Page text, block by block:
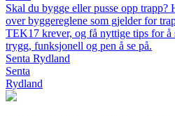
Skal du bygge eller pusse opp trapp?
over byggereglene som gjelder for
TEK17 krever, og få nyttige tips for å
trygg, funksjonell og pen å se på.
Senta Rydland
Senta
Rydland